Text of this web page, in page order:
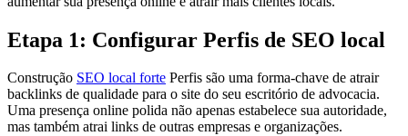
Etapa 1: Configurar Perfis de SEO local
Construção SEO local forte Perfis são uma forma-chave de atrair
backlinks de qualidade para o site do seu escritório de advocacia.
Uma presença online polida não apenas estabelece sua autoridade,
mas também atrai links de outras empresas e organizações.